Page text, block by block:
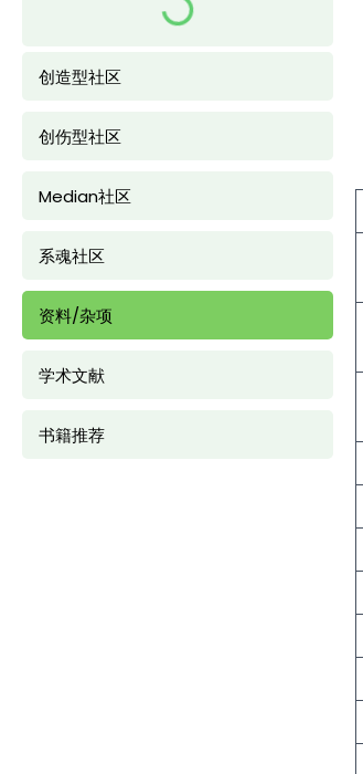
创造型社区
创伤型社区
Median社区
系魂社区
资料/杂项
学术文献
书籍推荐